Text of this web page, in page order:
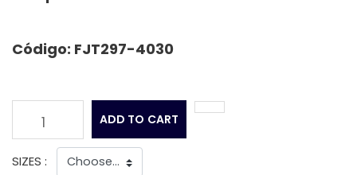
Código: FJT297-4030
1 ADD TO CART
SIZES :